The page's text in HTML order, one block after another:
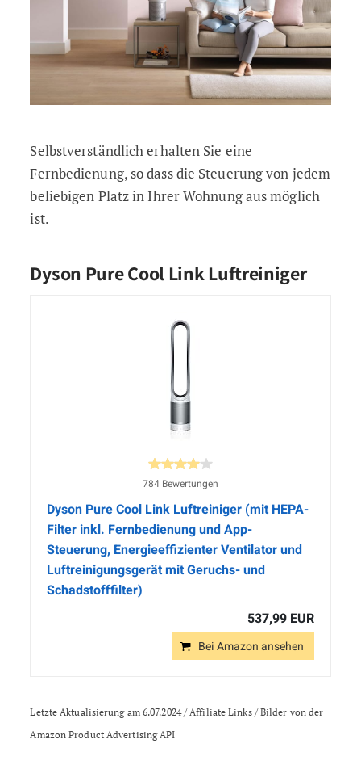
Selbstverständlich erhalten Sie eine
Fernbedienung, so dass die Steuerung von jedem
beliebigen Platz in Ihrer Wohnung aus möglich
ist.
Dyson Pure Cool Link Luftreiniger
784 Bewertungen
Dyson Pure Cool Link Luftreiniger (mit HEPA-
Filter inkl. Fernbedienung und App-
Steuerung, Energieeffizienter Ventilator und
Luftreinigungsgerät mit Geruchs- und
Schadstofffilter)
537,99 EUR
Bei Amazon ansehen
Letzte Aktualisierung am 6.07.2024 / Affiliate Links / Bilder von der
Amazon Product Advertising API